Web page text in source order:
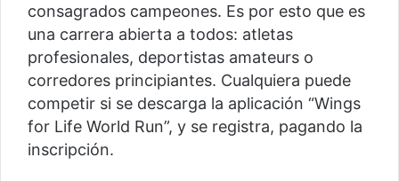
consagrados campeones. Es por esto que es
una carrera abierta a todos: atletas
profesionales, deportistas amateurs o
corredores principiantes. Cualquiera puede
competir si se descarga la aplicación “Wings
for Life World Run”, y se registra, pagando la
inscripción.